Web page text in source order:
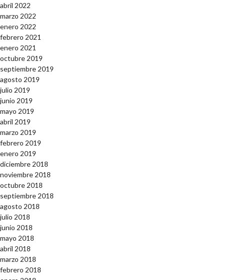
abril 2022
marzo 2022
enero 2022
febrero 2021
enero 2021
octubre 2019
septiembre 2019
agosto 2019
julio 2019
junio 2019
mayo 2019
abril 2019
marzo 2019
febrero 2019
enero 2019
diciembre 2018
noviembre 2018
octubre 2018
septiembre 2018
agosto 2018
julio 2018
junio 2018
mayo 2018
abril 2018
marzo 2018
febrero 2018